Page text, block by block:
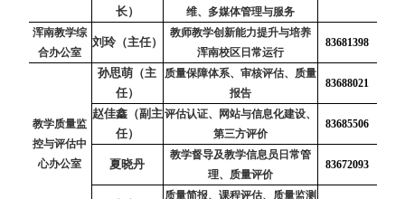
长）
维、多媒体管理与服务
浑南教学综
合办公室
刘玲（主任）
教师教学创新能力提升与培养
浑南校区日常运行
83681398
教学质量监
控与评估中
心办公室
孙思萌（主
任）
质量保障体系、审核评估、质量
报告
83688021
赵佳鑫（副主
任）
评估认证、网站与信息化建设、
第三方评价
83685506
夏晓丹
教学督导及教学信息员日常管
理、质量评价
83672093
质量简报、课程评估、质量监测